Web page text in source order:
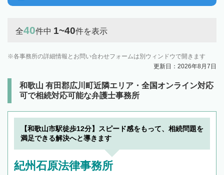
全40件中 1~40件を表示
各事務所の詳細情報とお問い合わせフォームは別ウィンドウで開きます
更新日：2026年8月7日
和歌山 有田郡広川町近隣エリア・全国オンライン対応
可で相続対応可能な弁護士事務所
【和歌山市駅徒歩12分】スピード感をもって、相続問題を
満足できる解決へと導きます
紀州石原法律事務所